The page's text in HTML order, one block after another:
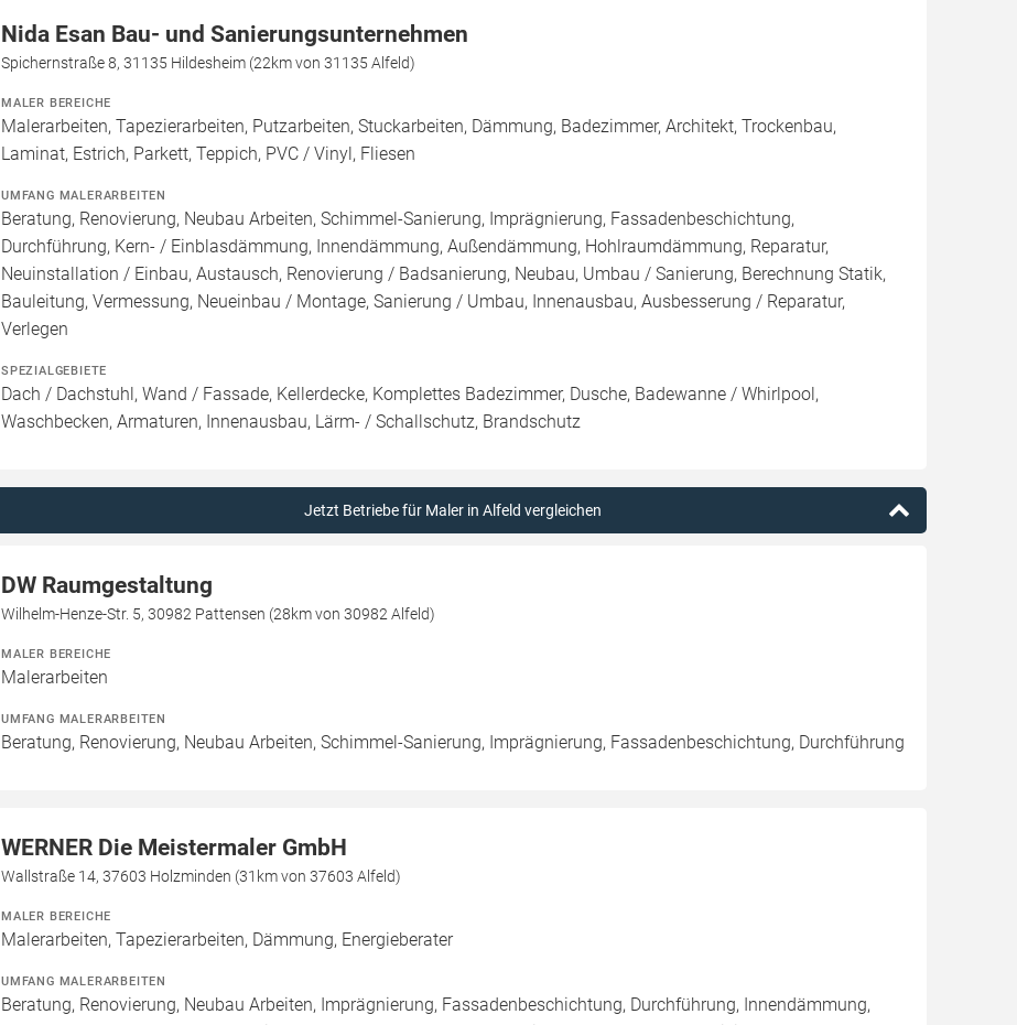
Nida Esan Bau- und Sanierungsunternehmen
Spichernstraße 8, 31135 Hildesheim (22km von 31135 Alfeld)
MALER BEREICHE
Malerarbeiten, Tapezierarbeiten, Putzarbeiten, Stuckarbeiten, Dämmung, Badezimmer, Architekt, Trockenbau,
Laminat, Estrich, Parkett, Teppich, PVC / Vinyl, Fliesen
UMFANG MALERARBEITEN
Beratung, Renovierung, Neubau Arbeiten, Schimmel-Sanierung, Imprägnierung, Fassadenbeschichtung,
Durchführung, Kern- / Einblasdämmung, Innendämmung, Außendämmung, Hohlraumdämmung, Reparatur,
Neuinstallation / Einbau, Austausch, Renovierung / Badsanierung, Neubau, Umbau / Sanierung, Berechnung Statik,
Bauleitung, Vermessung, Neueinbau / Montage, Sanierung / Umbau, Innenausbau, Ausbesserung / Reparatur,
Verlegen
SPEZIALGEBIETE
Dach / Dachstuhl, Wand / Fassade, Kellerdecke, Komplettes Badezimmer, Dusche, Badewanne / Whirlpool,
Waschbecken, Armaturen, Innenausbau, Lärm- / Schallschutz, Brandschutz
Jetzt Betriebe für Maler in Alfeld vergleichen
DW Raumgestaltung
Wilhelm-Henze-Str. 5, 30982 Pattensen (28km von 30982 Alfeld)
MALER BEREICHE
Malerarbeiten
UMFANG MALERARBEITEN
Beratung, Renovierung, Neubau Arbeiten, Schimmel-Sanierung, Imprägnierung, Fassadenbeschichtung, Durchführung
WERNER Die Meistermaler GmbH
Wallstraße 14, 37603 Holzminden (31km von 37603 Alfeld)
MALER BEREICHE
Malerarbeiten, Tapezierarbeiten, Dämmung, Energieberater
UMFANG MALERARBEITEN
Beratung, Renovierung, Neubau Arbeiten, Imprägnierung, Fassadenbeschichtung, Durchführung, Innendämmung,